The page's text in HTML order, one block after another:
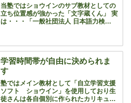
当塾ではショウインのサブ教材としての
立ち位置感が強かった「文字蔵くん」 実
は・・・「一般社団法人 日本語力検定協
は漢熟検をやっていた協会ですが、総合
的な日本語力をはかる...
学習時間帯が自由に決められま
す
塾ではメイン教材として「自立学習支援
ソフト ショウイン」を使用しており生
徒さんは各自個別に作られたカリキュラ